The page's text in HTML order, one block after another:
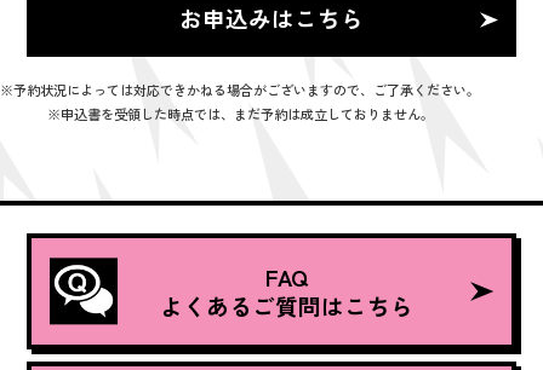
お申込みはこちら
※予約状況によっては対応できかねる場合がございますので、ご了承ください。
※申込書を受領した時点では、まだ予約は成立しておりません。
FAQ
よくあるご質問はこちら